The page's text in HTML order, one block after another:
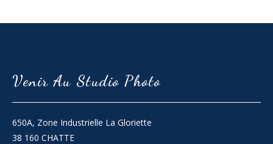
Venir Au Studio Photo
650A, Zone Industrielle La Gloriette
38 160 CHATTE